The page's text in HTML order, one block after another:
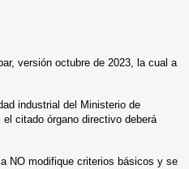
versión octubre de 2023, la cual a
industrial del Ministerio de
citado órgano directivo deberá
NO modifique criterios básicos y se